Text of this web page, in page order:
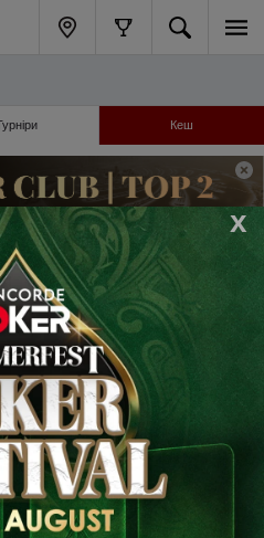
x
Кеш
East | Sunderland, 25 & 28 AUG